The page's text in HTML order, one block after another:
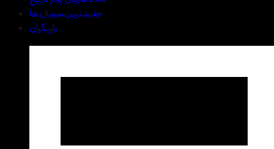
جدیدترین سریال ها
بازیگران